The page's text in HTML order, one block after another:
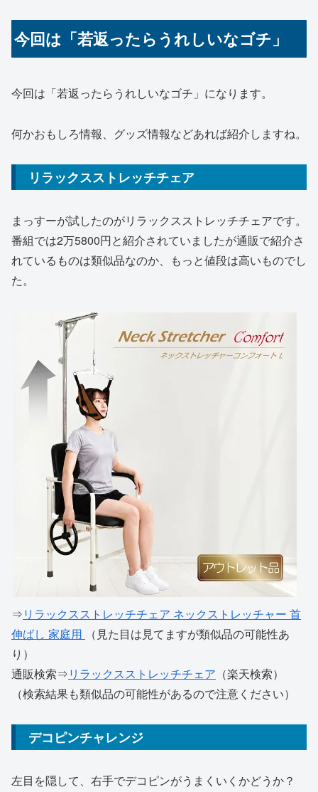
今回は「若返ったらうれしいなゴチ」
今回は「若返ったらうれしいなゴチ」になります。
何かおもしろ情報、グッズ情報などあれば紹介しますね。
リラックスストレッチチェア
まっすーが試したのがリラックスストレッチチェアです。
番組では2万5800円と紹介されていましたが通販で紹介さ
れているものは類似品なのか、もっと値段は高いものでし
た。
⇒リラックスストレッチチェア ネックストレッチャー 首
伸ばし 家庭用
（見た目は見てますが類似品の可能性あ
り）
通販検索⇒リラックスストレッチチェア （楽天検索）
（検索結果も類似品の可能性があるので注意ください）
デコピンチャレンジ
左目を隠して、右手でデコピンがうまくいくかどうか？